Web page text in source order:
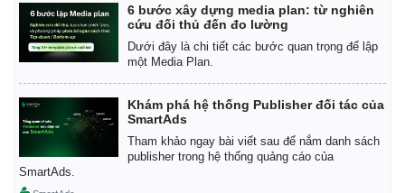
6 bước xây dựng media plan: từ nghiên
cứu đối thủ đến đo lường
Dưới đây là chi tiết các bước quan trọng để lập
một Media Plan.
Khám phá hệ thống Publisher đối tác của
SmartAds
Tham khảo ngay bài viết sau để nắm danh sách
publisher trong hệ thống quảng cáo của
SmartAds.